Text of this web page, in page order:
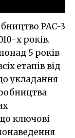
PAC-3
х років.
5 років
етапів від
укладання
ключові